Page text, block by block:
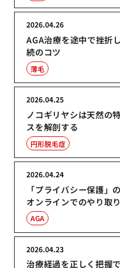
AGA治療を途中で挫折
続のコツ
2026.04.26
薄毛
ノコギリヤシは天然の
スを解剖する
2026.04.25
円形脱毛症
「プライバシー保護」
オンラインでのやり取
2026.04.24
AGA
治療経過を正しく把握
2026.04.23